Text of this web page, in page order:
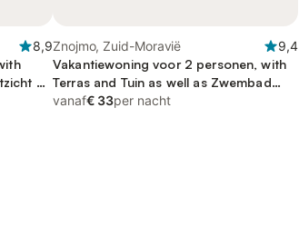
8,9
op
Znojmo, Zuid-Moravië
9,4
Vakantiewoning voor 2 personen, with
Terras and Tuin as well as Zwembad
and Sauna
vanaf€ 33per nacht